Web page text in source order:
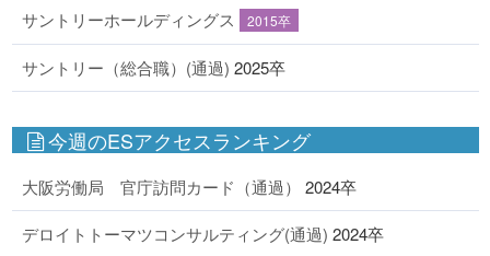
サントリーホールディングス 2015卒
サントリー（総合職）(通過) 2025卒
今週のESアクセスランキング
大阪労働局 官庁訪問カード（通過） 2024卒
デロイトトーマツコンサルティング(通過) 2024卒